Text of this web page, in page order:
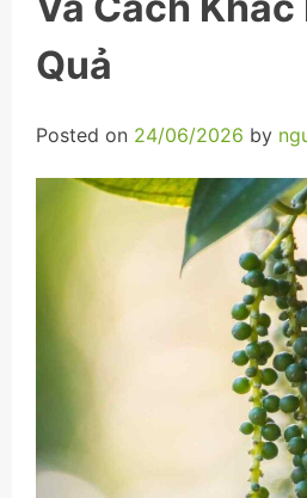
Quả
Posted on 24/06/2026 by